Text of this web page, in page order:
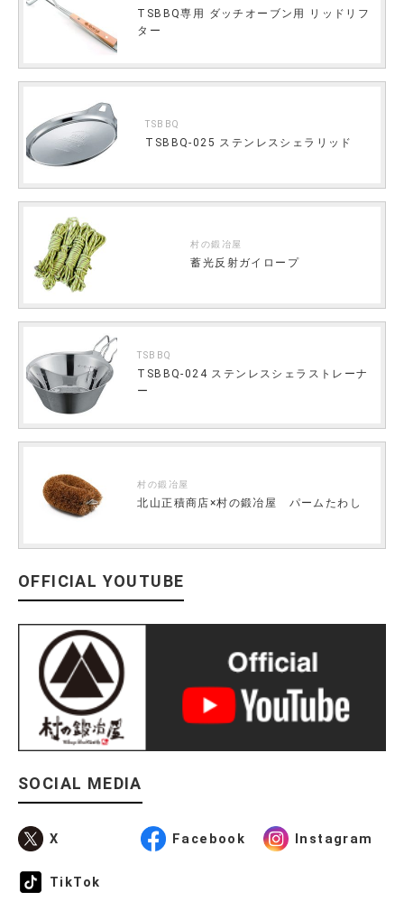
TSBBQ専用 ダッチオーブン用 リッドリフ
ター
TSBBQ
TSBBQ-025 ステンレスシェラリッド
村の鍛冶屋
蓄光反射ガイロープ
TSBBQ
TSBBQ-024 ステンレスシェラストレーナ
ー
村の鍛冶屋
北山正積商店×村の鍛冶屋 パームたわし
OFFICIAL YOUTUBE
SOCIAL MEDIA
X Facebook Instagram
TikTok